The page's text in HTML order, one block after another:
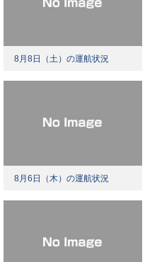
8月8日（土）の運航状況
8月6日（木）の運航状況